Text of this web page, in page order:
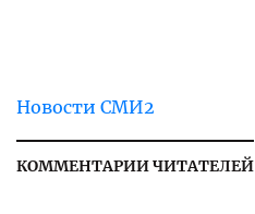
Новости СМИ2
КОММЕНТАРИИ ЧИТАТЕЛЕЙ